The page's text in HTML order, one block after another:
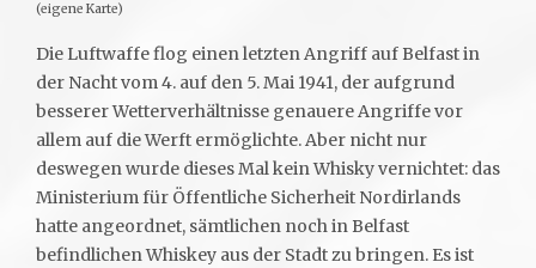
(eigene Karte)
Die Luftwaffe flog einen letzten Angriff auf Belfast in
der Nacht vom 4. auf den 5. Mai 1941, der aufgrund
besserer Wetterverhältnisse genauere Angriffe vor
allem auf die Werft ermöglichte. Aber nicht nur
deswegen wurde dieses Mal kein Whisky vernichtet: das
Ministerium für Öffentliche Sicherheit Nordirlands
hatte angeordnet, sämtlichen noch in Belfast
befindlichen Whiskey aus der Stadt zu bringen. Es ist